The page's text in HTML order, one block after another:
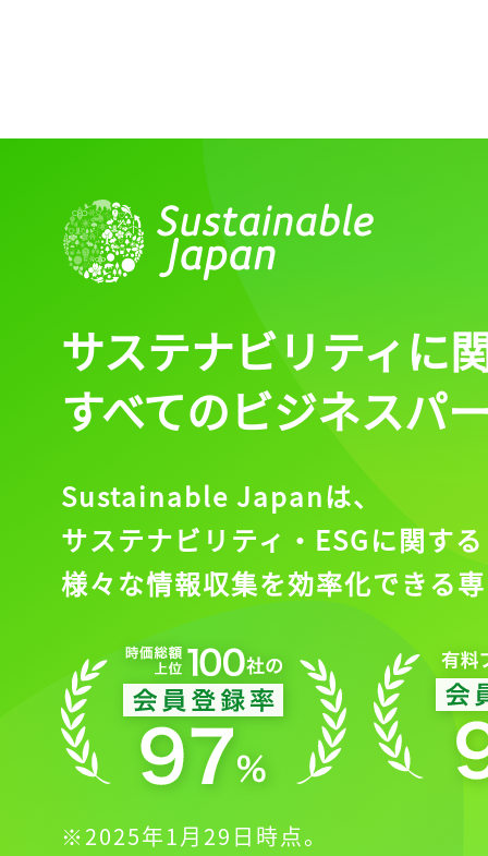
サステナビリティに
すべてのビジネスパ
Sustainable Japanは、
サステナビリティ・ESGに関する
様々な情報収集を効率化できる
※2025年1月29日時点。